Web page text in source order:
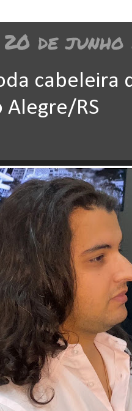
de junho
cabeleira
RS